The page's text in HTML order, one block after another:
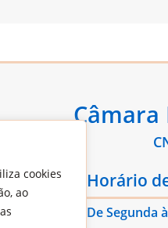
cookies
ao
Câmara
Horário
De Segunda